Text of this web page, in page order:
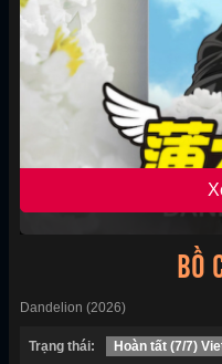
BỒ
Dandelion (2026)
Trạng thái:
Hoàn tất (7/7)